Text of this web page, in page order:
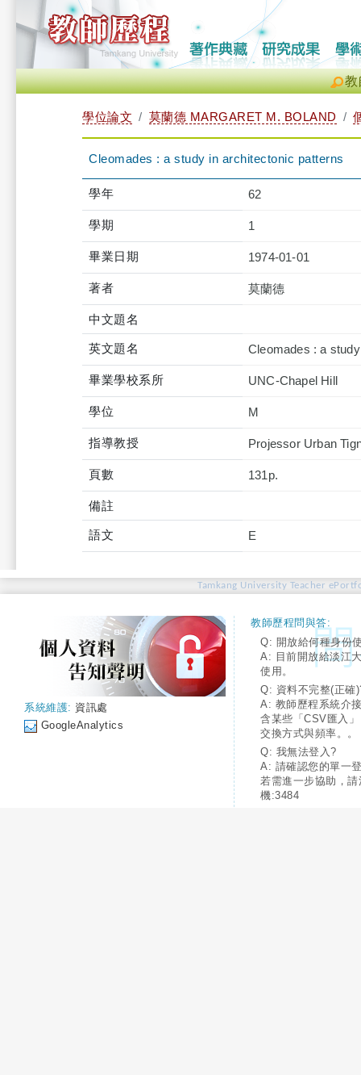
教
學位論文 莫蘭德 MARGARET M. BOLAND
Cleomades : a study in architectonic patterns
學年 62
學期 1
畢業日期 1974-01-01
著者 莫蘭德
中文題名
英文題名 Cleomades : a
畢業學校系所 UNC-Chapel Hill
學位 M
指導教授 Projessor Urban
頁數 131p.
備註
語文 E
Tamkang University Teacher
系統維護: 資訊處
GoogleAnalytics
教師歷程問與答:
Q: 開放給何種身份
A: 目前開放給淡江
使用。
Q: 資料不完整(正確
A: 教師歷程系統介
含某些「CSV匯入
交換方式與頻率。。
Q: 我無法登入?
A: 請確認您的單一
若需進一步協助，
機:3484